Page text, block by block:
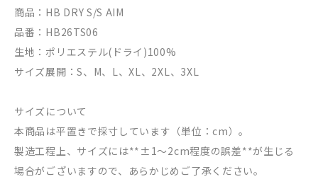
商品：HB DRY S/S AIM
品番：HB26TS06
生地：ポリエステル(ドライ)100%
サイズ展開：S、M、L、XL、2XL、3XL
サイズについて
本商品は平置きで採寸しています（単位：cm）。
製造工程上、サイズには**±1〜2cm程度の誤差**が生じる
場合がございますので、あらかじめご了承ください。